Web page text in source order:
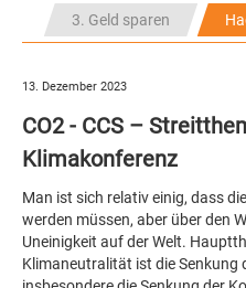
3. Geld sparen
13. Dezember 2023
CO2 - CCS –
Klimakonferenz
Man ist sich relativ einig, dass
werden müssen, aber über den
Uneinigkeit auf der Welt.
Klimaneutralität ist die Senkung